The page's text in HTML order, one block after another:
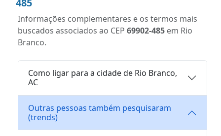
Informações complementares e os termos mais
buscados associados ao CEP 69902-485 em Rio
Branco.
Como ligar para a cidade de Rio Branco,
AC
Outras pessoas também pesquisaram
(trends)